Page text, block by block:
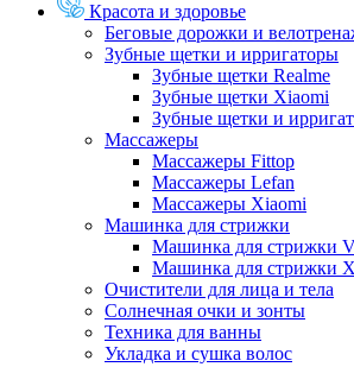
Красота и здоровье
Беговые дорожки и
Зубные щетки и ирригаторы
Зубные щетки Realme
Зубные щетки Xiaomi
Зубные щетки и
Массажеры
Массажеры Fittop
Массажеры Lefan
Массажеры Xiaomi
Машинка для стрижки
Машинка для стрижки
Машинка для стрижки
Очистители для лица и тела
Солнечная очки и зонты
Техника для ванны
Укладка и сушка волос